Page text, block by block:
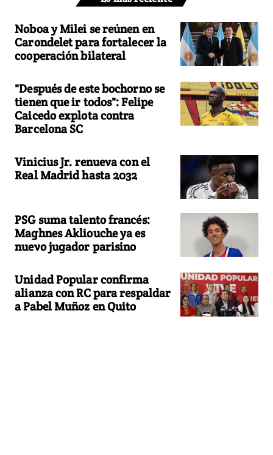
Noboa y Milei se reúnen en
Carondelet para fortalecer la
cooperación bilateral
"Después de este bochorno se
tienen que ir todos": Felipe
Caicedo explota contra
Barcelona SC
Vinicius Jr. renueva con el
Real Madrid hasta 2032
PSG suma talento francés:
Maghnes Akliouche ya es
nuevo jugador parisino
Unidad Popular confirma
alianza con RC para respaldar
a Pabel Muñoz en Quito